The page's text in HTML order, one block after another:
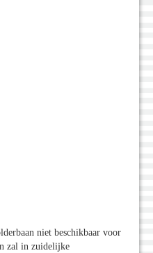
niet beschikbaar voor
zal in zuidelijke